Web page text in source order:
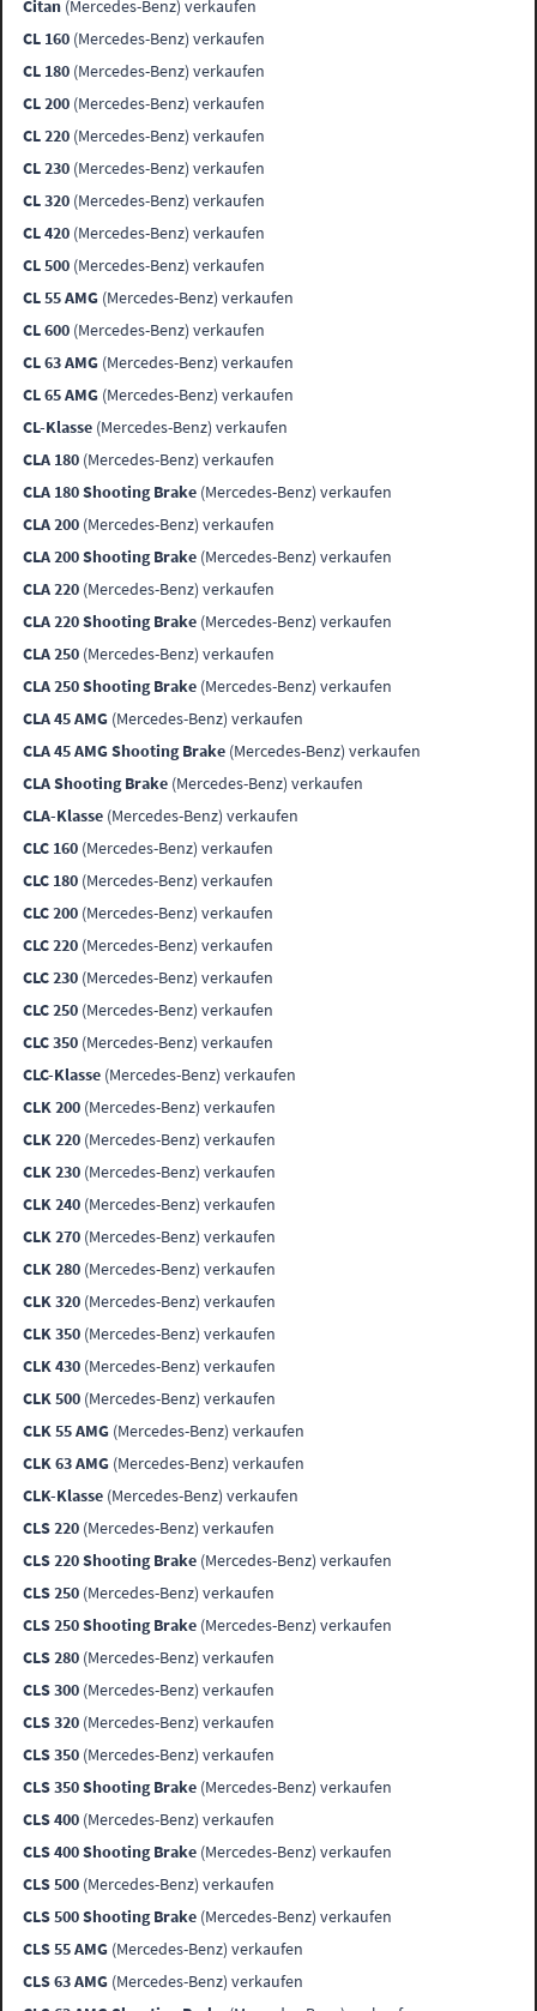
Citan (Mercedes-Benz) verkaufen
CL 160 (Mercedes-Benz) verkaufen
CL 180 (Mercedes-Benz) verkaufen
CL 200 (Mercedes-Benz) verkaufen
CL 220 (Mercedes-Benz) verkaufen
CL 230 (Mercedes-Benz) verkaufen
CL 320 (Mercedes-Benz) verkaufen
CL 420 (Mercedes-Benz) verkaufen
CL 500 (Mercedes-Benz) verkaufen
CL 55 AMG (Mercedes-Benz) verkaufen
CL 600 (Mercedes-Benz) verkaufen
CL 63 AMG (Mercedes-Benz) verkaufen
CL 65 AMG (Mercedes-Benz) verkaufen
CL-Klasse (Mercedes-Benz) verkaufen
CLA 180 (Mercedes-Benz) verkaufen
CLA 180 Shooting Brake (Mercedes-Benz) verkaufen
CLA 200 (Mercedes-Benz) verkaufen
CLA 200 Shooting Brake (Mercedes-Benz) verkaufen
CLA 220 (Mercedes-Benz) verkaufen
CLA 220 Shooting Brake (Mercedes-Benz) verkaufen
CLA 250 (Mercedes-Benz) verkaufen
CLA 250 Shooting Brake (Mercedes-Benz) verkaufen
CLA 45 AMG (Mercedes-Benz) verkaufen
CLA 45 AMG Shooting Brake (Mercedes-Benz) verkaufen
CLA Shooting Brake (Mercedes-Benz) verkaufen
CLA-Klasse (Mercedes-Benz) verkaufen
CLC 160 (Mercedes-Benz) verkaufen
CLC 180 (Mercedes-Benz) verkaufen
CLC 200 (Mercedes-Benz) verkaufen
CLC 220 (Mercedes-Benz) verkaufen
CLC 230 (Mercedes-Benz) verkaufen
CLC 250 (Mercedes-Benz) verkaufen
CLC 350 (Mercedes-Benz) verkaufen
CLC-Klasse (Mercedes-Benz) verkaufen
CLK 200 (Mercedes-Benz) verkaufen
CLK 220 (Mercedes-Benz) verkaufen
CLK 230 (Mercedes-Benz) verkaufen
CLK 240 (Mercedes-Benz) verkaufen
CLK 270 (Mercedes-Benz) verkaufen
CLK 280 (Mercedes-Benz) verkaufen
CLK 320 (Mercedes-Benz) verkaufen
CLK 350 (Mercedes-Benz) verkaufen
CLK 430 (Mercedes-Benz) verkaufen
CLK 500 (Mercedes-Benz) verkaufen
CLK 55 AMG (Mercedes-Benz) verkaufen
CLK 63 AMG (Mercedes-Benz) verkaufen
CLK-Klasse (Mercedes-Benz) verkaufen
CLS 220 (Mercedes-Benz) verkaufen
CLS 220 Shooting Brake (Mercedes-Benz) verkaufen
CLS 250 (Mercedes-Benz) verkaufen
CLS 250 Shooting Brake (Mercedes-Benz) verkaufen
CLS 280 (Mercedes-Benz) verkaufen
CLS 300 (Mercedes-Benz) verkaufen
CLS 320 (Mercedes-Benz) verkaufen
CLS 350 (Mercedes-Benz) verkaufen
CLS 350 Shooting Brake (Mercedes-Benz) verkaufen
CLS 400 (Mercedes-Benz) verkaufen
CLS 400 Shooting Brake (Mercedes-Benz) verkaufen
CLS 500 (Mercedes-Benz) verkaufen
CLS 500 Shooting Brake (Mercedes-Benz) verkaufen
CLS 55 AMG (Mercedes-Benz) verkaufen
CLS 63 AMG (Mercedes-Benz) verkaufen